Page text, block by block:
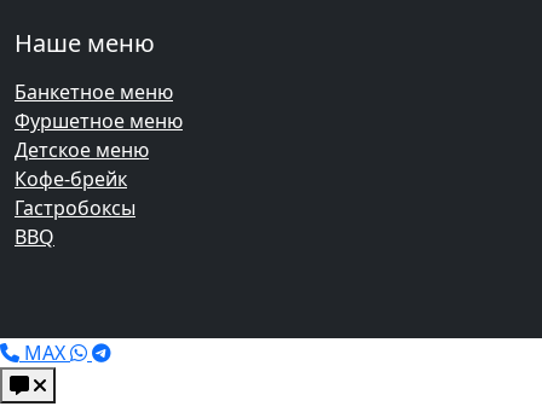
Наше меню
Банкетное меню
Фуршетное меню
Детское меню
Кофе-брейк
Гастробоксы
BBQ
MAX